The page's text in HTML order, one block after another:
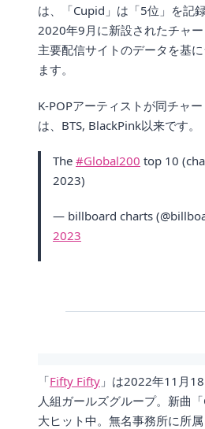
は、「Cupid」は「5位」を記
2020年9月に新設されたチャ
主要配信サイトのデータを基
ます。
K-POPアーティストが同チャ
は、BTS, BlackPink以来です。
The #Global200 top 10
2023)
— billboard charts
2023
「Fifty Fifty 」は2022年11月
人組ガールズグループ。新曲
大ヒット中。無名事務所に所